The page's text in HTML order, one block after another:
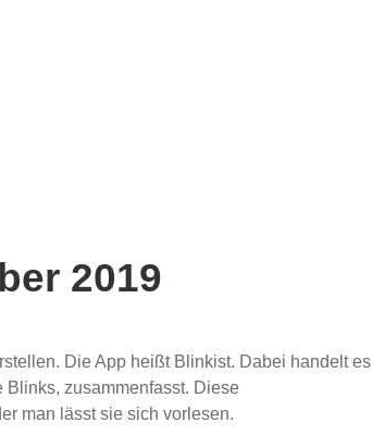
2019
Die App heißt Blinkist. Dabei handelt es
Blinks, zusammenfasst. Diese
man lässt sie sich vorlesen.